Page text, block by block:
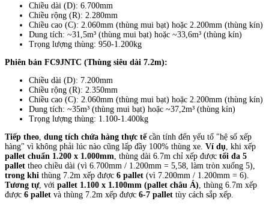
Chiều dài (D): 6.700mm
Chiều rộng (R): 2.280mm
Chiều cao (C): 2.060mm (thùng mui bạt) hoặc 2.200mm (thùng kín)
Dung tích: ~31,5m³ (thùng mui bạt) hoặc ~33,6m³ (thùng kín)
Trọng lượng thùng: 950-1.200kg
Phiên bản FC9JNTC (Thùng siêu dài 7.2m):
Chiều dài (D): 7.200mm
Chiều rộng (R): 2.350mm
Chiều cao (C): 2.060mm (thùng mui bạt) hoặc 2.200mm (thùng kín)
Dung tích: ~35m³ (thùng mui bạt) hoặc ~37,2m³ (thùng kín)
Trọng lượng thùng: 1.100-1.400kg
Tiếp theo dung tích chứa hàng thực tế cần tính đến yếu tố "hệ số xếp
hàng" vì không phải lúc nào cũng lấp đầy 100% thùng xe. Ví dụ , khi xếp
pallet chuẩn 1.200 x 1.000mm , thùng dài 6.7m chỉ xếp được tối đa 5
pallet theo chiều dài (vì 6.700mm / 1.200mm = 5,58, làm tròn xuống 5),
trong khi thùng 7.2m xếp được 6 pallet (vì 7.200mm / 1.200mm = 6).
Tương tự, với pallet 1.100 x 1.100mm (pallet châu Á) , thùng 6.7m xếp
được 6 pallet và thùng 7.2m xếp được 6-7 pallet tùy cách sắp xếp.